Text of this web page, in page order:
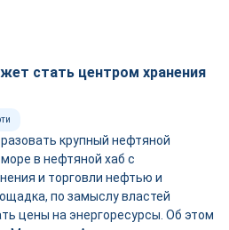
стать центром хранения
крупный нефтяной
в нефтяной хаб с
и торговли нефтью и
по замыслу властей
цены на энергоресурсы. Об этом